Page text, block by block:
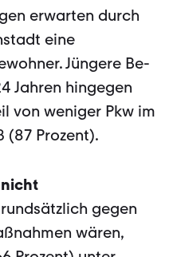
erwarten durch
eine
Jüngere Be­
Jahren hingegen
von weniger Pkw im
(87 Prozent).
nicht
gegen
wä­ren,